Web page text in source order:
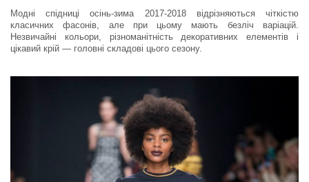
Модні спідниці осінь-зима 2017-2018 відрізняються чіткістю
класичних фасонів, але при цьому мають безліч варіацій.
Незвичайні кольори, різноманітність декоративних елементів і
цікавий крій — головні складові цього сезону.